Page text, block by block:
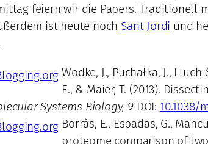
feiern wir die Papers. Traditionell
ist heute noch Sant Jordi und
Wodke, J., Puchałka, J.,
E., & Maier, T. (2013).
Systems Biology, 9DOI: 10.1038/
Borràs, E., Espadas, G.,
proteome comparison of